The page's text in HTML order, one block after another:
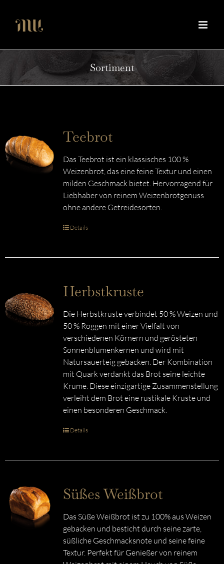
Inhalt
springen
Sortiment
Teebrot
Das Teebrot ist ein klassisches 100 %
Weizenbrot, das eine feine Textur und einen
milden Geschmack bietet. Hervorragend für
Liebhaber von reinem Weizenbrotgenuss
ohne andere Getreidesorten.
Details
Herbstkruste
Die Herbstkruste verbindet 50 % Weizen und
50 % Roggen mit einer Vielfalt von
verschiedenen Körnern und gerösteten
Sonnenblumenkernen und wird mit
Natursauerteig gebacken. Der Kombination
mit Quark verdankt das Brot seine leichte
Krume. Diese einzigartige Zusammenstellung
verleiht dem Brot eine rustikale Kruste und
einen besonderen Geschmack.
Details
Süßes Weißbrot
Das Süße Weißbrot ist zu 100% aus Weizen
gebacken und besticht durch seine zarte,
süßliche Geschmacksnote und seine feine
Textur. Perfekt für Genießer von reinem